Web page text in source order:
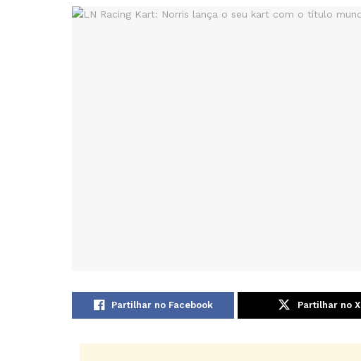
Partilhar no Facebook Partilhar no X